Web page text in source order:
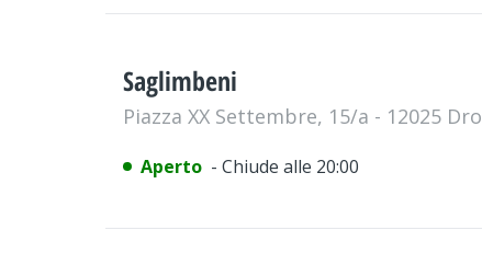
Saglimbeni
Piazza XX Settembre, 15/a - 12025
Aperto - Chiude alle 20:00